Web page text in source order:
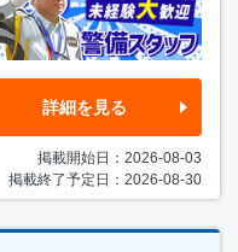
詳細を見る
掲載開始日：2026-08-03
掲載終了予定日：2026-08-30